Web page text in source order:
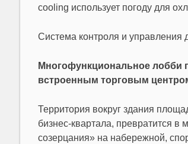
cooling использует погоду для
Система контроля и управления
Многофункциональное лобби
встроенным торговым
Территория вокруг здания
бизнес-квартала, превратится
созерцания» на набережной,